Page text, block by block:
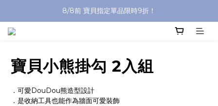
沐浴油單品限時9折！
8/8前 寶貝指定單品限時9折！
寶貝小熊掛勾 2入組
．可愛DouDou熊造型設計
．是收納工具也能作為牆面可愛裝飾